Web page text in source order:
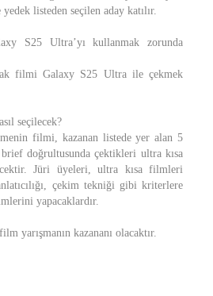
listeden seçilen aday katılır.
S25 Ultra’yı kullanmak zorunda
filmi Galaxy S25 Ultra ile çekmek
seçilecek?
filmi, kazanan listede yer alan 5
brief doğrultusunda çektikleri ultra kısa
Jüri üyeleri, ultra kısa filmleri
çekim tekniği gibi kriterlere
yapacaklardır.
yarışmanın kazananı olacaktır.